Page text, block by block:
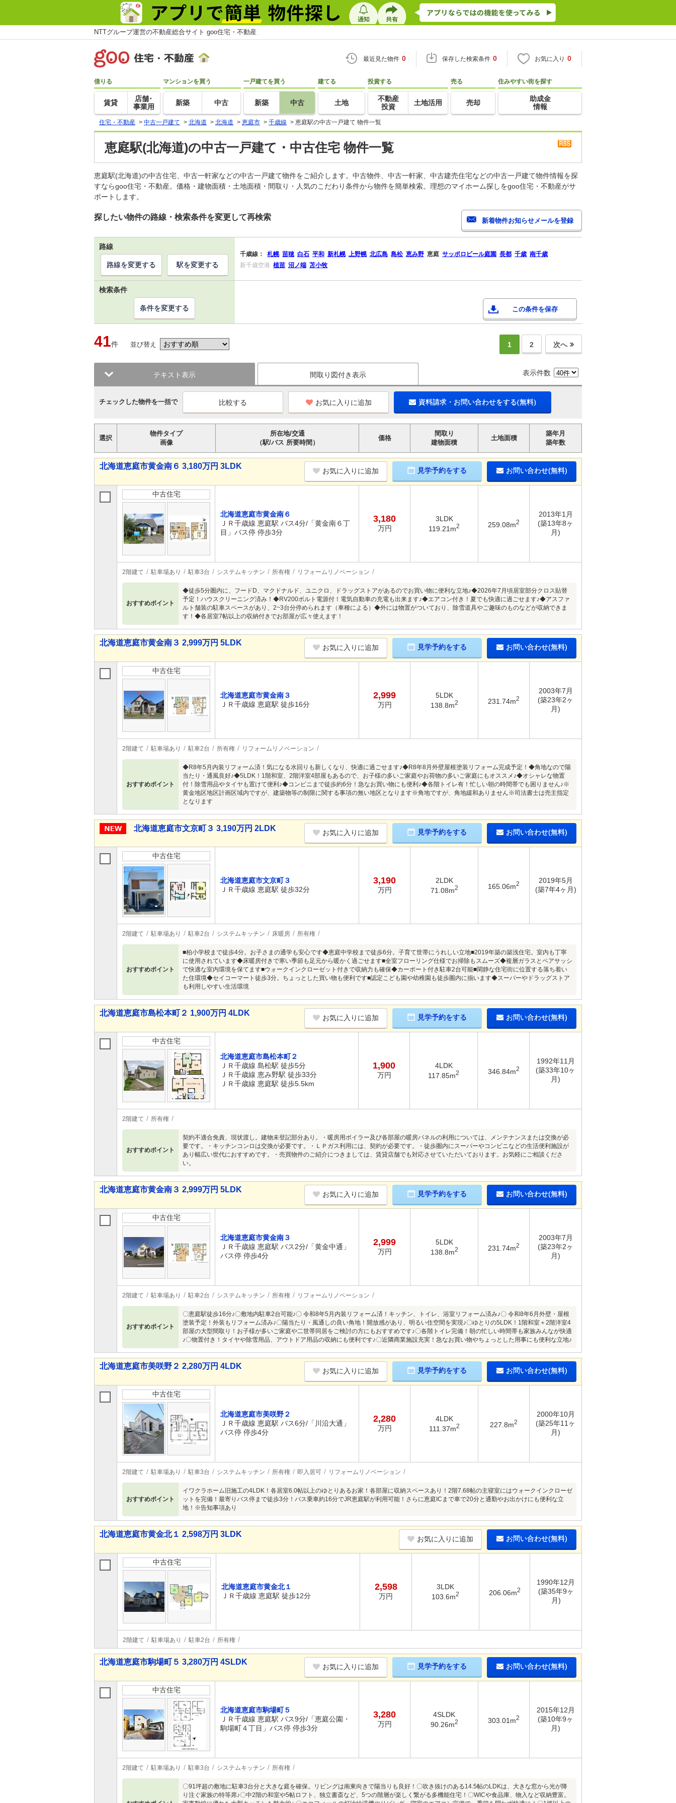
NTTグループ運営の不動産総合サイト goo住宅・不動産
最近見た物件 0 保存した検索条件 0 お気に入り 0
借りる
賃貸
店舗･
事業用
マンションを買う
新築 中古
一戸建てを買う
新築 中古
建てる
土地
投資する
不動産
投資
土地活用
売る
売却
住みやすい街を探す
助成金
情報
住宅・不動産 > 中古一戸建て > 北海道 > 北海道 > 恵庭市 > 千歳線 > 恵庭駅の中古一戸建て 物件一覧
恵庭駅(北海道)の中古一戸建て・中古住宅 物件一覧
恵庭駅(北海道)の中古住宅、中古一軒家などの中古一戸建て物件をご紹介します。中古物件、中古一軒家、中古建売住宅などの中古一戸建て物件情報を探
すならgoo住宅・不動産。価格・建物面積・土地面積・間取り・人気のこだわり条件から物件を簡単検索。理想のマイホーム探しをgoo住宅・不動産がサ
ポートします。
探したい物件の路線・検索条件を変更して再検索
路線
千歳線： 札幌 苗穂 白石 平和 新札幌 上野幌 北広島 島松 恵み野 恵庭 サッポロビール庭園 長都 千歳 南千歳
新千歳空港 植苗 沼ノ端 苫小牧
路線を変更する 駅を変更する
検索条件
この条件を保存
条件を変更する
41件 並び替え 1 2 次へ
テキスト表示 間取り図付き表示 表示件数
チェックした物件を一括で お気に入りに追加 資料請求・お問い合わせをする(無料)
選択
物件タイプ
画像
所在地/交通
（駅/バス 所要時間）
価格
間取り
建物面積
土地面積
築年月
築年数
北海道恵庭市黄金南６ 3,180万円 3LDK
お気に入りに追加 見学予約をする お問い合わせ(無料)
中古住宅
北海道恵庭市黄金南６
ＪＲ千歳線 恵庭駅 バス4分/「黄金南６丁
目」バス停 停歩3分
3,180
万円
3LDK
119.21m2 259.08m2
2013年1月
(築13年8ヶ
月)
2階建て 駐車場あり 駐車3台 システムキッチン 所有権 リフォームリノベーション
おすすめポイント
◆徒歩5分圏内に、フードD、マクドナルド、ユニクロ、ドラッグストアがあるのでお買い物に便利な立地♪◆2026年7月頃居室部分クロス貼替
予定！ハウスクリーニング済み！◆RV200ボルト電源付！電気自動車の充電も出来ます♪◆エアコン付き！夏でも快適に過ごせます♪◆アスファ
ルト舗装の駐車スペースがあり、2~3台分停められます（車種による）◆外には物置がついており、除雪道具やご趣味のものなどが収納できま
す！◆各居室7帖以上の収納付きでお部屋が広々使えます！
北海道恵庭市黄金南３ 2,999万円 5LDK
お気に入りに追加 見学予約をする お問い合わせ(無料)
中古住宅
北海道恵庭市黄金南３
ＪＲ千歳線 恵庭駅 徒歩16分
2,999
万円
5LDK
138.8m2 231.74m2
2003年7月
(築23年2ヶ
月)
2階建て 駐車場あり 駐車2台 所有権 リフォームリノベーション
おすすめポイント
◆R8年5月内装リフォーム済！気になる水回りも新しくなり、快適に過ごせます♪◆R8年8月外壁屋根塗装リフォーム完成予定！◆角地なので陽
当たり・通風良好♪◆5LDK！1階和室、2階洋室4部屋もあるので、お子様の多いご家庭やお荷物の多いご家庭にもオススメ♪◆オシャレな物置
付！除雪用品やタイヤも置けて便利♪◆コンビニまで徒歩約6分！急なお買い物にも便利♪◆各階トイレ有！忙しい朝の時間帯でも困りません♪※
黄金地区地区計画区域内ですが、建築物等の制限に関する事項の無い地区となります※角地ですが、角地緩和ありません※司法書士は売主指定
となります
北海道恵庭市文京町３ 3,190万円 2LDK お気に入りに追加 見学予約をする お問い合わせ(無料)
中古住宅
北海道恵庭市文京町３
ＪＲ千歳線 恵庭駅 徒歩32分
3,190
万円
2LDK
71.08m2 165.06m2
2019年5月
(築7年4ヶ月)
2階建て 駐車場あり 駐車2台 システムキッチン 床暖房 所有権
おすすめポイント
■柏小学校まで徒歩4分。お子さまの通学も安心です◆恵庭中学校まで徒歩6分。子育て世帯にうれしい立地■2019年築の築浅住宅。室内も丁寧
に使用されています◆床暖房付きで寒い季節も足元から暖かく過ごせます■全室フローリング仕様でお掃除もスムーズ◆複層ガラスとペアサッシ
で快適な室内環境を保てます■ウォークインクローゼット付きで収納力も確保◆カーポート付き駐車2台可能■閑静な住宅街に位置する落ち着い
た住環境◆セイコーマート徒歩3分。ちょっとした買い物も便利です■認定こども園や幼稚園も徒歩圏内に揃います◆スーパーやドラッグストア
も利用しやすい生活環境
北海道恵庭市島松本町２ 1,900万円 4LDK
お気に入りに追加 見学予約をする お問い合わせ(無料)
中古住宅
北海道恵庭市島松本町２
ＪＲ千歳線 島松駅 徒歩5分
ＪＲ千歳線 恵み野駅 徒歩33分
ＪＲ千歳線 恵庭駅 徒歩5.5km
1,900
万円
4LDK
117.85m2 346.84m2
1992年11月
(築33年10ヶ
月)
2階建て 所有権
おすすめポイント
契約不適合免責、現状渡し。建物未登記部分あり。・暖房用ボイラー及び各部屋の暖房パネルの利用については、メンテナンスまたは交換が必
要です。・キッチンコンロは交換が必要です。・ＬＰガス利用には、契約が必要です。・徒歩圏内にスーパーやコンビニなどの生活便利施設が
あり幅広い世代におすすめです。・売買物件のご紹介につきましては、賃貸店舗でも対応させていただいております。お気軽にご相談くださ
い。
北海道恵庭市黄金南３ 2,999万円 5LDK
お気に入りに追加 見学予約をする お問い合わせ(無料)
中古住宅
北海道恵庭市黄金南３
ＪＲ千歳線 恵庭駅 バス2分/「黄金中通」
バス停 停歩4分
2,999
万円
5LDK
138.8m2 231.74m2
2003年7月
(築23年2ヶ
月)
2階建て 駐車場あり 駐車2台 システムキッチン 所有権 リフォームリノベーション
おすすめポイント
〇恵庭駅徒歩16分♪〇敷地内駐車2台可能♪〇 令和8年5月内装リフォーム済！キッチン、トイレ、浴室リフォーム済み♪〇 令和8年6月外壁・屋根
塗装予定！外装もリフォーム済み♪〇陽当たり・風通しの良い角地！開放感があり、明るい住空間を実現♪〇ゆとりの5LDK！1階和室＋2階洋室4
部屋の大型間取り！お子様が多いご家庭や二世帯同居をご検討の方にもおすすめです♪〇各階トイレ完備！朝の忙しい時間帯も家族みんなが快適
♪〇物置付き！タイヤや除雪用品、アウトドア用品の収納にも便利です♪〇近隣商業施設充実！急なお買い物やちょっとした用事にも便利な立地♪
北海道恵庭市美咲野２ 2,280万円 4LDK
お気に入りに追加 見学予約をする お問い合わせ(無料)
中古住宅
北海道恵庭市美咲野２
ＪＲ千歳線 恵庭駅 バス6分/「川沿大通」
バス停 停歩4分
2,280
万円
4LDK
111.37m2 227.8m2
2000年10月
(築25年11ヶ
月)
2階建て 駐車場あり 駐車3台 システムキッチン 所有権 即入居可 リフォームリノベーション
おすすめポイント
イワクラホーム旧施工の4LDK！各居室6.0帖以上のゆとりあるお家！各部屋に収納スペースあり！2階7.68帖の主寝室にはウォークインクローゼ
ットを完備！最寄りバス停まで徒歩3分！バス乗車約16分でJR恵庭駅が利用可能！さらに恵庭ICまで車で20分と通勤やお出かけにも便利な立
地！※告知事項あり
北海道恵庭市黄金北１ 2,598万円 3LDK
お気に入りに追加 お問い合わせ(無料)
中古住宅
北海道恵庭市黄金北１
ＪＲ千歳線 恵庭駅 徒歩12分
2,598
万円
3LDK
103.6m2 206.06m2
1990年12月
(築35年9ヶ
月)
2階建て 駐車場あり 駐車2台 所有権
北海道恵庭市駒場町５ 3,280万円 4SLDK
お気に入りに追加 見学予約をする お問い合わせ(無料)
中古住宅
北海道恵庭市駒場町５
ＪＲ千歳線 恵庭駅 バス9分/「恵庭公園・
駒場町４丁目」バス停 停歩3分
3,280
万円
4SLDK
90.26m2 303.01m2
2015年12月
(築10年9ヶ
月)
2階建て 駐車場あり 駐車3台 システムキッチン 所有権
〇91坪超の敷地に駐車3台分と大きな庭を確保。リビングは南東向きで陽当りも良好！〇吹き抜けのある14.5帖のLDKは、大きな窓から光が降
り注ぐ家族の特等席♪〇中2階の和室や5帖ロフト、独立書斎など、5つの階層が楽しく繋がる多機能住宅！〇WICや食品庫、物入など収納豊富。